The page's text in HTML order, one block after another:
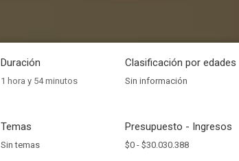
Duración
1 hora y 54 minutos
Clasificación por edades
Sin información
Temas
Sin temas
Presupuesto - Ingresos
$0 - $30.030.388